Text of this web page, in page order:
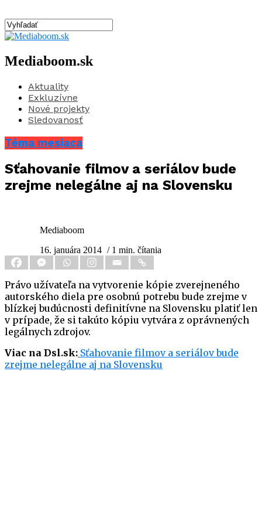
Mediaboom.sk
Aktuality
Exkluzívne
Nové projekty
Sledovanosť
Téma mesiaca
Sťahovanie filmov a seriálov bude
zrejme nelegálne aj na Slovensku
Mediaboom
16. januára 2014 / 1 min. čítania
Právo užívateľa na vytvorenie kópie zverejneného
autorského diela pre osobnú potrebu bude zrejme v
blízkej budúcnosti definitívne na Slovensku platiť len
v prípade, že si takúto kópiu vytvára z oprávnených
legálnych zdrojov.
Viac na Dsl.sk: Sťahovanie filmov a seriálov bude
zrejme nelegálne aj na Slovensku